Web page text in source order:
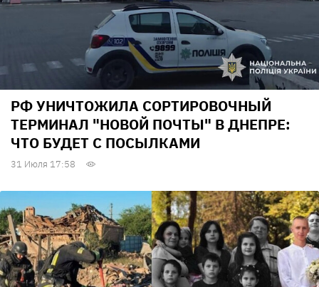
РФ УНИЧТОЖИЛА СОРТИРОВОЧНЫЙ
ТЕРМИНАЛ "НОВОЙ ПОЧТЫ" В ДНЕПРЕ:
ЧТО БУДЕТ С ПОСЫЛКАМИ
31 Июля 17:58